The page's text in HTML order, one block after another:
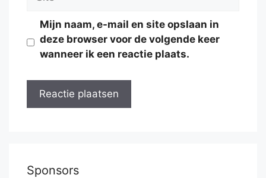
Mijn naam, e-mail en site opslaan in
deze browser voor de volgende keer
wanneer ik een reactie plaats.
Sponsors